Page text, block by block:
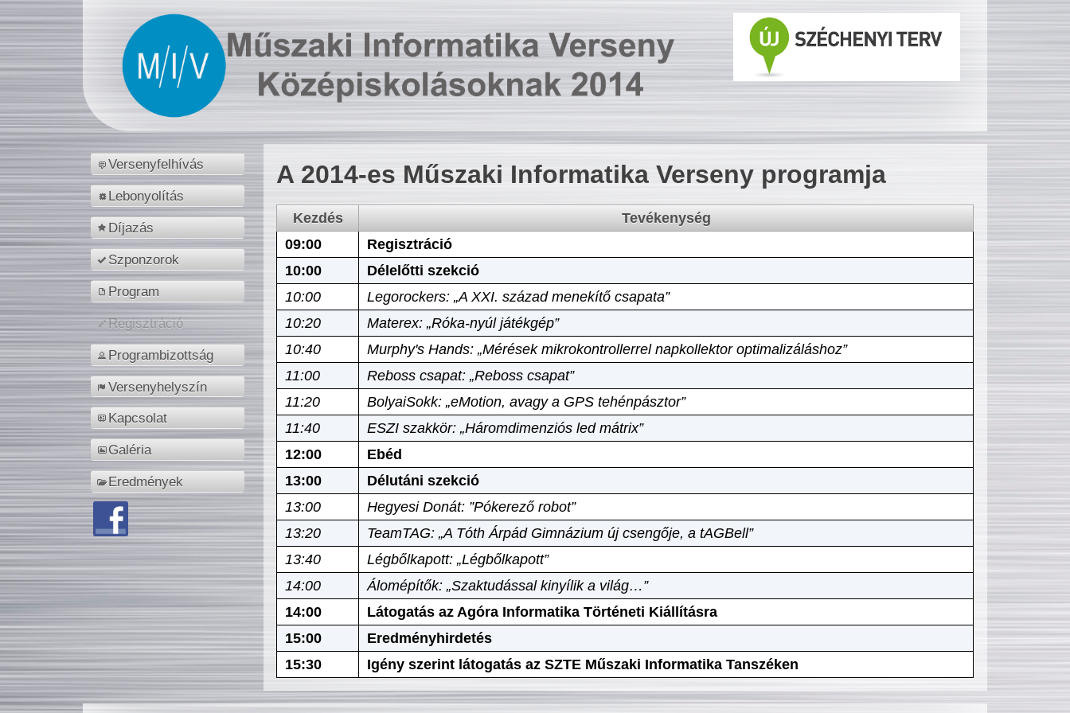
Versenyfelhívás
Lebonyolítás
Díjazás
Szponzorok
Program
Regisztráció
Programbizottság
Versenyhelyszín
Kapcsolat
Galéria
Eredmények
A 2014-es Műszaki Informatika Verseny programja
Kezdés
Tevékenység
09:00
Regisztráció
10:00
Délelőtti szekció
10:00
Legorockers: „A XXI. század menekítő csapata”
10:20
Materex: „Róka-nyúl játékgép”
10:40
Murphy's Hands: „Mérések mikrokontrollerrel napkollektor optimalizáláshoz”
11:00
Reboss csapat: „Reboss csapat”
11:20
BolyaiSokk: „eMotion, avagy a GPS tehénpásztor”
11:40
ESZI szakkör: „Háromdimenziós led mátrix”
12:00
Ebéd
13:00
Délutáni szekció
13:00
Hegyesi Donát: ”Pókerező robot”
13:20
TeamTAG: „A Tóth Árpád Gimnázium új csengője, a tAGBell”
13:40
Légbőlkapott: „Légbőlkapott”
14:00
Álomépítők: „Szaktudással kinyílik a világ…”
14:00
Látogatás az Agóra Informatika Történeti Kiállításra
15:00
Eredményhirdetés
15:30
Igény szerint látogatás az SZTE Műszaki Informatika Tanszéken